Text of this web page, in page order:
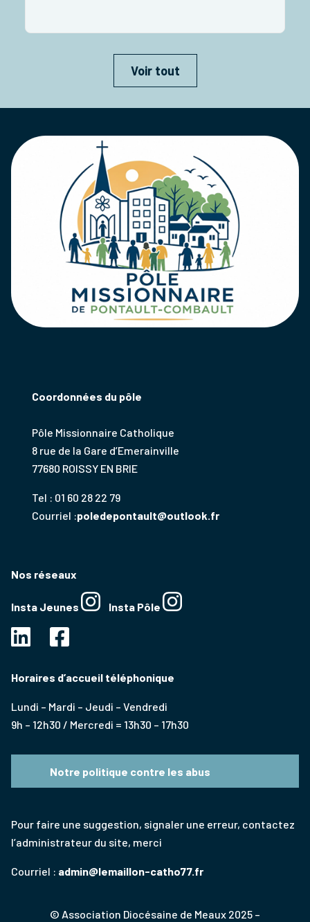
Voir tout
Coordonnées du pôle
Pôle Missionnaire Catholique
8 rue de la Gare d’Emerainville
77680 ROISSY EN BRIE
Tel : 01 60 28 22 79
Courriel :poledepontault@outlook.fr
Nos réseaux
Insta Jeunes Insta Pôle
Horaires d’accueil téléphonique
Lundi – Mardi – Jeudi – Vendredi
9h – 12h30 / Mercredi = 13h30 – 17h30
Notre politique contre les abus
Pour faire une suggestion, signaler une erreur, contactez
l’administrateur du site, merci
Courriel : admin@lemaillon-catho77.fr
© Association Diocésaine de Meaux 2025 –